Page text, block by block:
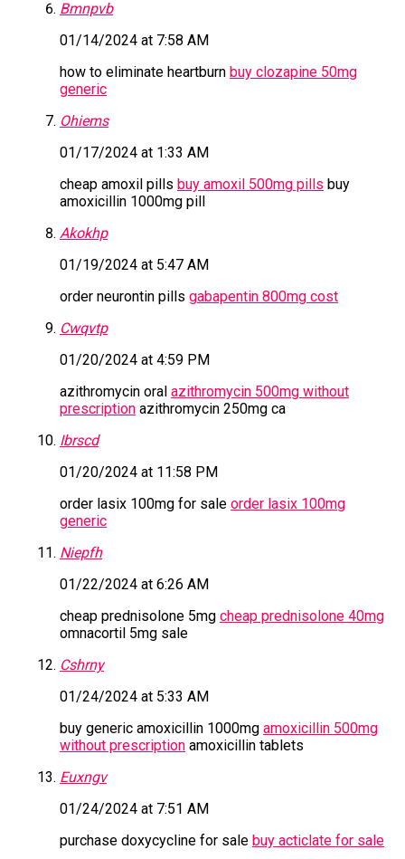
Bmnpvb
01/14/2024 at 7:58 AM
how to eliminate heartburn buy clozapine 50mg
generic
Ohiems
01/17/2024 at 1:33 AM
cheap amoxil pills buy amoxil 500mg pills buy
amoxicillin 1000mg pill
Akokhp
01/19/2024 at 5:47 AM
order neurontin pills gabapentin 800mg cost
Cwqvtp
01/20/2024 at 4:59 PM
azithromycin oral azithromycin 500mg without
prescriptionazithromycin 250mg ca
Ibrscd
01/20/2024 at 11:58 PM
order lasix 100mg for sale order lasix 100mg
generic
Niepfh
01/22/2024 at 6:26 AM
cheap prednisolone 5mg cheap prednisolone 40mg
omnacortil 5mg sale
Cshrny
01/24/2024 at 5:33 AM
buy generic amoxicillin 1000mg amoxicillin 500mg
without prescriptionamoxicillin tablets
Euxngv
01/24/2024 at 7:51 AM
purchase doxycycline for sale buy acticlate for sale